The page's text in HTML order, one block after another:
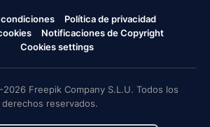
Política de privacidad
Notificaciones de Copyright
Cookies settings
Freepik Company S.L.U. Todos los
derechos reservados.